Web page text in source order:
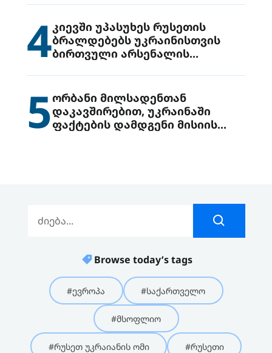
4კიევში უპასუხეს რუსეთის
ბრალდებებს უკრაინისთვის
ბირთვული არსენალის
5ორბანი მილსადენთან
დაკავშირებით, უკრაინაში
ფაქტების დამდგენი მისიის
Browse today’s tags
#ევროპა #საქართველო
#მსოფლიო
#რუსეთ უკრაიანის ომი #რუსეთი